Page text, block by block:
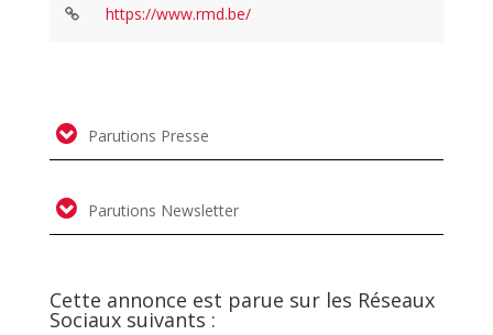
https://www.rmd.be/
Parutions Presse
Parutions Newsletter
Cette annonce est parue sur les Réseaux
Sociaux suivants :